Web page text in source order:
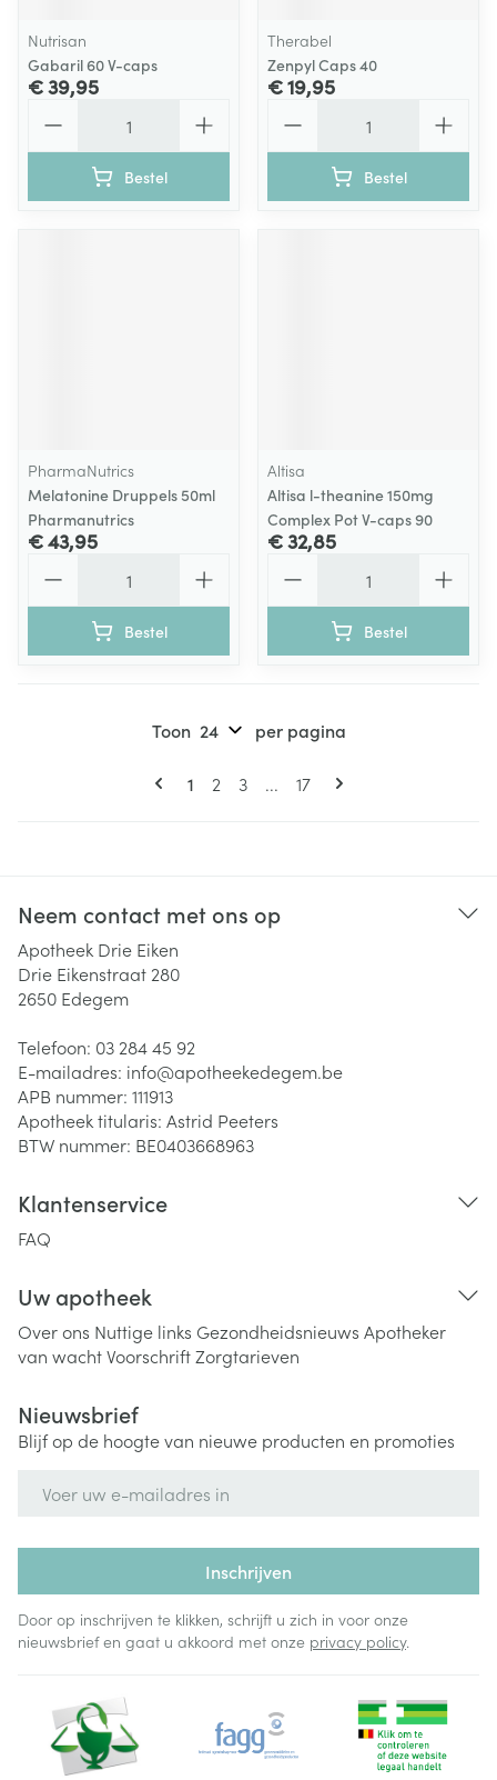
Nutrisan
Gabaril 60 V-caps
€ 39,95
Bestel
Therabel
Zenpyl Caps 40
€ 19,95
Bestel
PharmaNutrics
Melatonine Druppels 50ml
Pharmanutrics
€ 43,95
Bestel
Altisa
Altisa l-theanine 150mg
Complex Pot V-caps 90
€ 32,85
Bestel
Pagina's
U lees momenteel pagina
1 Pagina
2 Pagina
3 ... Pagina
17
Toon per pagina
Neem contact met ons op
Apotheek Drie Eiken
Drie Eikenstraat 280
2650 Edegem
Telefoon: 03 284 45 92
E-mailadres: info@apotheekedegem.be
APB nummer: 111913
Apotheek titularis: Astrid Peeters
BTW nummer: BE0403668963
Klantenservice
FAQ
Uw apotheek
Over ons Nuttige links Gezondheidsnieuws Apotheker
van wachtVoorschriftZorgtarieven
Nieuwsbrief
Blijf op de hoogte van nieuwe producten en promoties
Inschrijven
Door op inschrijven te klikken, schrijft u zich in voor onze
nieuwsbrief en gaat u akkoord met onze privacy policy.